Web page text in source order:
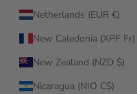
Netherlands (EUR €)
New Caledonia (XPF Fr)
New Zealand (NZD $)
Nicaragua (NIO C$)